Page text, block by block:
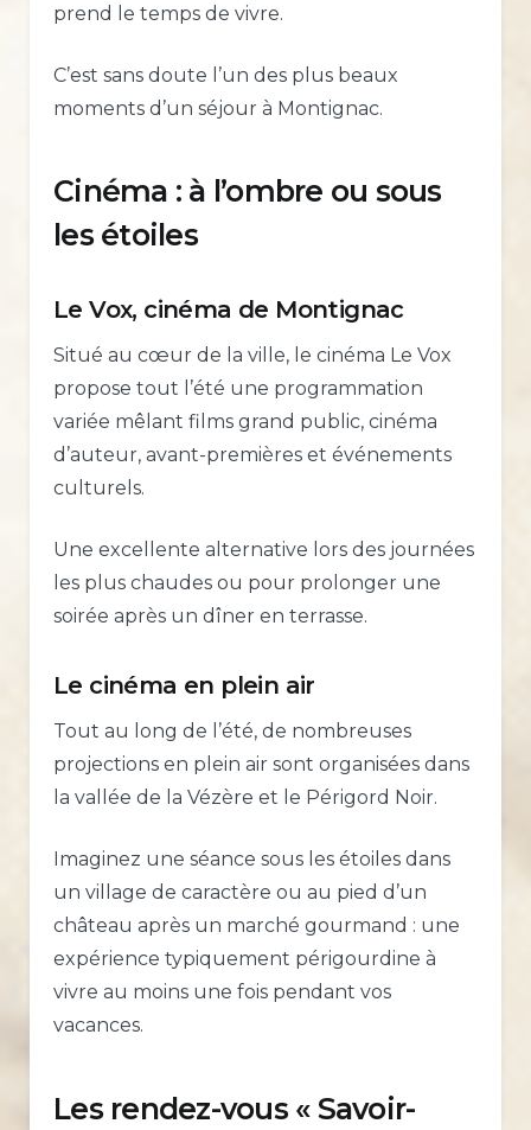
prend le temps de vivre.
C’est sans doute l’un des plus beaux
moments d’un séjour à Montignac.
Cinéma : à l’ombre ou sous
les étoiles
Le Vox, cinéma de Montignac
Situé au cœur de la ville, le cinéma Le Vox
propose tout l’été une programmation
variée mêlant films grand public, cinéma
d’auteur, avant-premières et événements
culturels.
Une excellente alternative lors des journées
les plus chaudes ou pour prolonger une
soirée après un dîner en terrasse.
Le cinéma en plein air
Tout au long de l’été, de nombreuses
projections en plein air sont organisées dans
la vallée de la Vézère et le Périgord Noir.
Imaginez une séance sous les étoiles dans
un village de caractère ou au pied d’un
château après un marché gourmand : une
expérience typiquement périgourdine à
vivre au moins une fois pendant vos
vacances.
Les rendez-vous « Savoir-